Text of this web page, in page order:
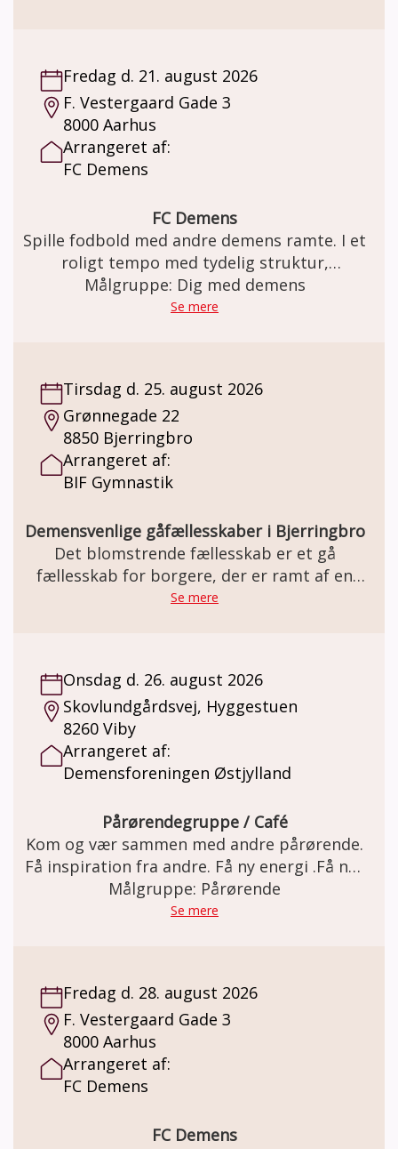
Fredag d. 21. august 2026
F. Vestergaard Gade 3
8000 Aarhus
Arrangeret af:
FC Demens
FC Demens
Spille fodbold med andre demens ramte. I et
roligt tempo med tydelig struktur,
gentagelser, tålmodighed og omsorg. Kom
og være med når FC Demens træner fodbold
fodboldspiller eller aldrig har haft
fodboldstøvlerne på før.
Målgruppe: Dig med demens
Se mere
Tirsdag d. 25. august 2026
Grønnegade 22
8850 Bjerringbro
Arrangeret af:
BIF Gymnastik
Demensvenlige gåfællesskaber i Bjerringbro
Det blomstrende fællesskab er et gå
fællesskab for borgere, der er ramt af en
demens sygdom, og deres
Se mere
Onsdag d. 26. august 2026
Skovlundgårdsvej, Hyggestuen
8260 Viby
Arrangeret af:
Demensforeningen Østjylland
Pårørendegruppe / Café
Kom og vær sammen med andre pårørende.
Få inspiration fra andre. Få ny energi .Få nye
bekendskaber. Vi slutter af med at spise
sammen.
Målgruppe: Pårørende
Se mere
Fredag d. 28. august 2026
F. Vestergaard Gade 3
8000 Aarhus
Arrangeret af:
FC Demens
FC Demens